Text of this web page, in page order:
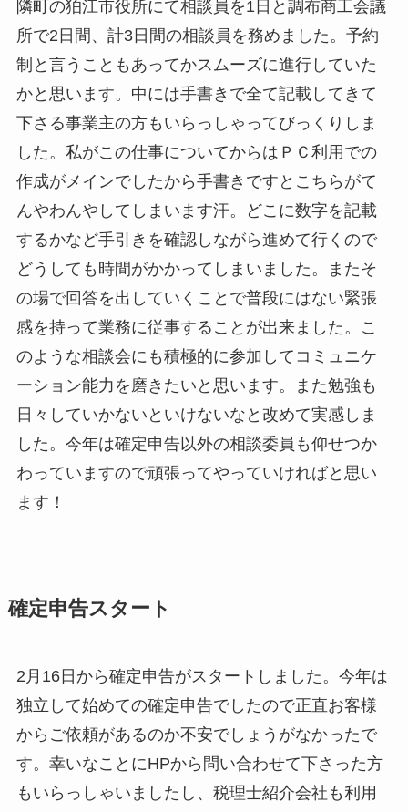
隣町の狛江市役所にて相談員を1日と調布商工会議
所で2日間、計3日間の相談員を務めました。予約
制と言うこともあってかスムーズに進行していた
かと思います。中には手書きで全て記載してきて
下さる事業主の方もいらっしゃってびっくりしま
した。私がこの仕事についてからはＰＣ利用での
作成がメインでしたから手書きですとこちらがて
んやわんやしてしまいます汗。どこに数字を記載
するかなど手引きを確認しながら進めて行くので
どうしても時間がかかってしまいました。またそ
の場で回答を出していくことで普段にはない緊張
感を持って業務に従事することが出来ました。こ
のような相談会にも積極的に参加してコミュニケ
ーション能力を磨きたいと思います。また勉強も
日々していかないといけないなと改めて実感しま
した。今年は確定申告以外の相談委員も仰せつか
わっていますので頑張ってやっていければと思い
ます！
確定申告スタート
2月16日から確定申告がスタートしました。今年は
独立して始めての確定申告でしたので正直お客様
からご依頼があるのか不安でしょうがなかったで
す。幸いなことにHPから問い合わせて下さった方
もいらっしゃいましたし、税理士紹介会社も利用